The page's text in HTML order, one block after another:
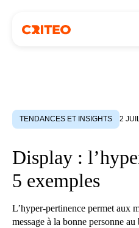
TENDANCES ET INSIGHTS 2
Display :
5 exemples
L’hyper-pertinence permet aux
message à la bonne personne